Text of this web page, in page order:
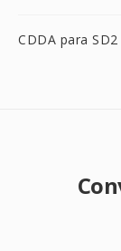
CDDA para SD2